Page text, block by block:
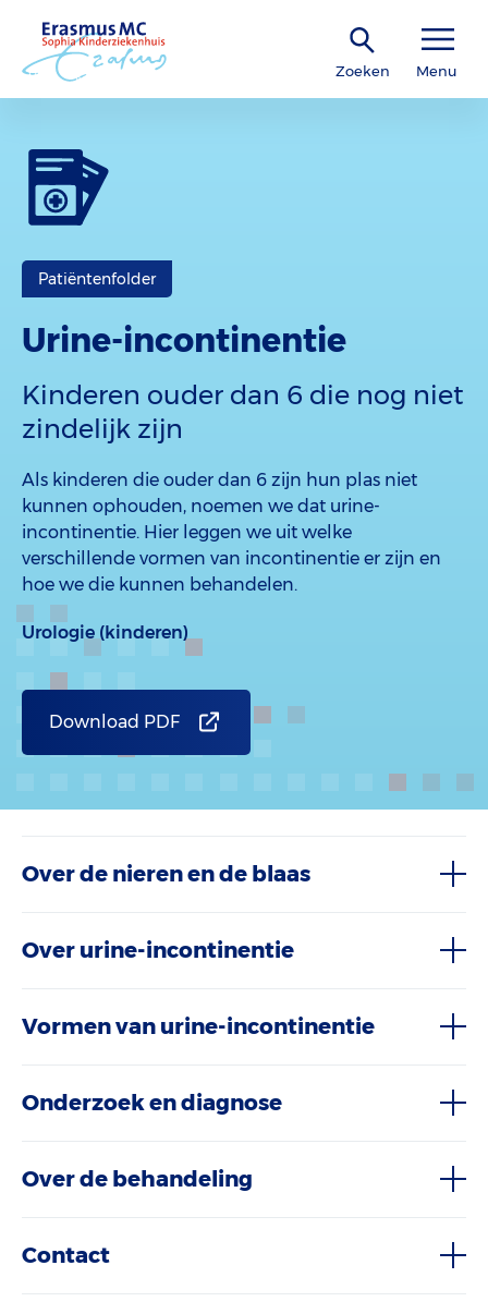
Zoeken Menu
Patiëntenfolder
Urine-incontinentie
Kinderen ouder dan 6 die nog niet
zindelijk zijn
Als kinderen die ouder dan 6 zijn hun plas niet
kunnen ophouden, noemen we dat urine-
incontinentie. Hier leggen we uit welke
verschillende vormen van incontinentie er zijn en
hoe we die kunnen behandelen.
Urologie (kinderen)
Download PDF
Over de nieren en de blaas
Over urine-incontinentie
Vormen van urine-incontinentie
Onderzoek en diagnose
Over de behandeling
Contact